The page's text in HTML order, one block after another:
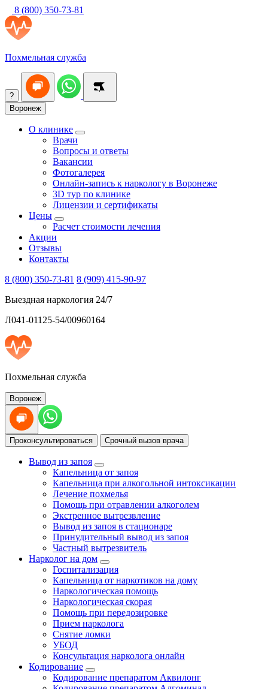
8 (800) 350-73-81
Похмельная служба
?
Воронеж
О клинике
Врачи
Вопросы и ответы
Вакансии
Фотогалерея
Онлайн-запись к наркологу в Воронеже
3D тур по клинике
Лицензии и сертификаты
Цены
Расчет стоимости лечения
Акции
Отзывы
Контакты
8 (800) 350-73-81 8 (909) 415-90-97
Выездная наркология 24/7
Л041-01125-54/00960164
Похмельная служба
Воронеж
Проконсультироваться Срочный вызов врача
Вывод из запоя
Капельница от запоя
Капельница при алкогольной интоксикации
Лечение похмелья
Помощь при отравлении алкоголем
Экстренное вытрезвление
Вывод из запоя в стационаре
Принудительный вывод из запоя
Частный вытрезвитель
Нарколог на дом
Госпитализация
Капельница от наркотиков на дому
Наркологическая помощь
Наркологическая скорая
Помощь при передозировке
Прием нарколога
Снятие ломки
УБОД
Консультация нарколога онлайн
Кодирование
Кодирование препаратом Аквилонг